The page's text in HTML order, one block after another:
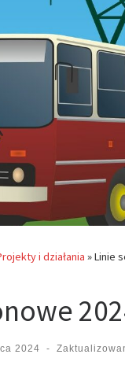
i działania »Linie
2024 -